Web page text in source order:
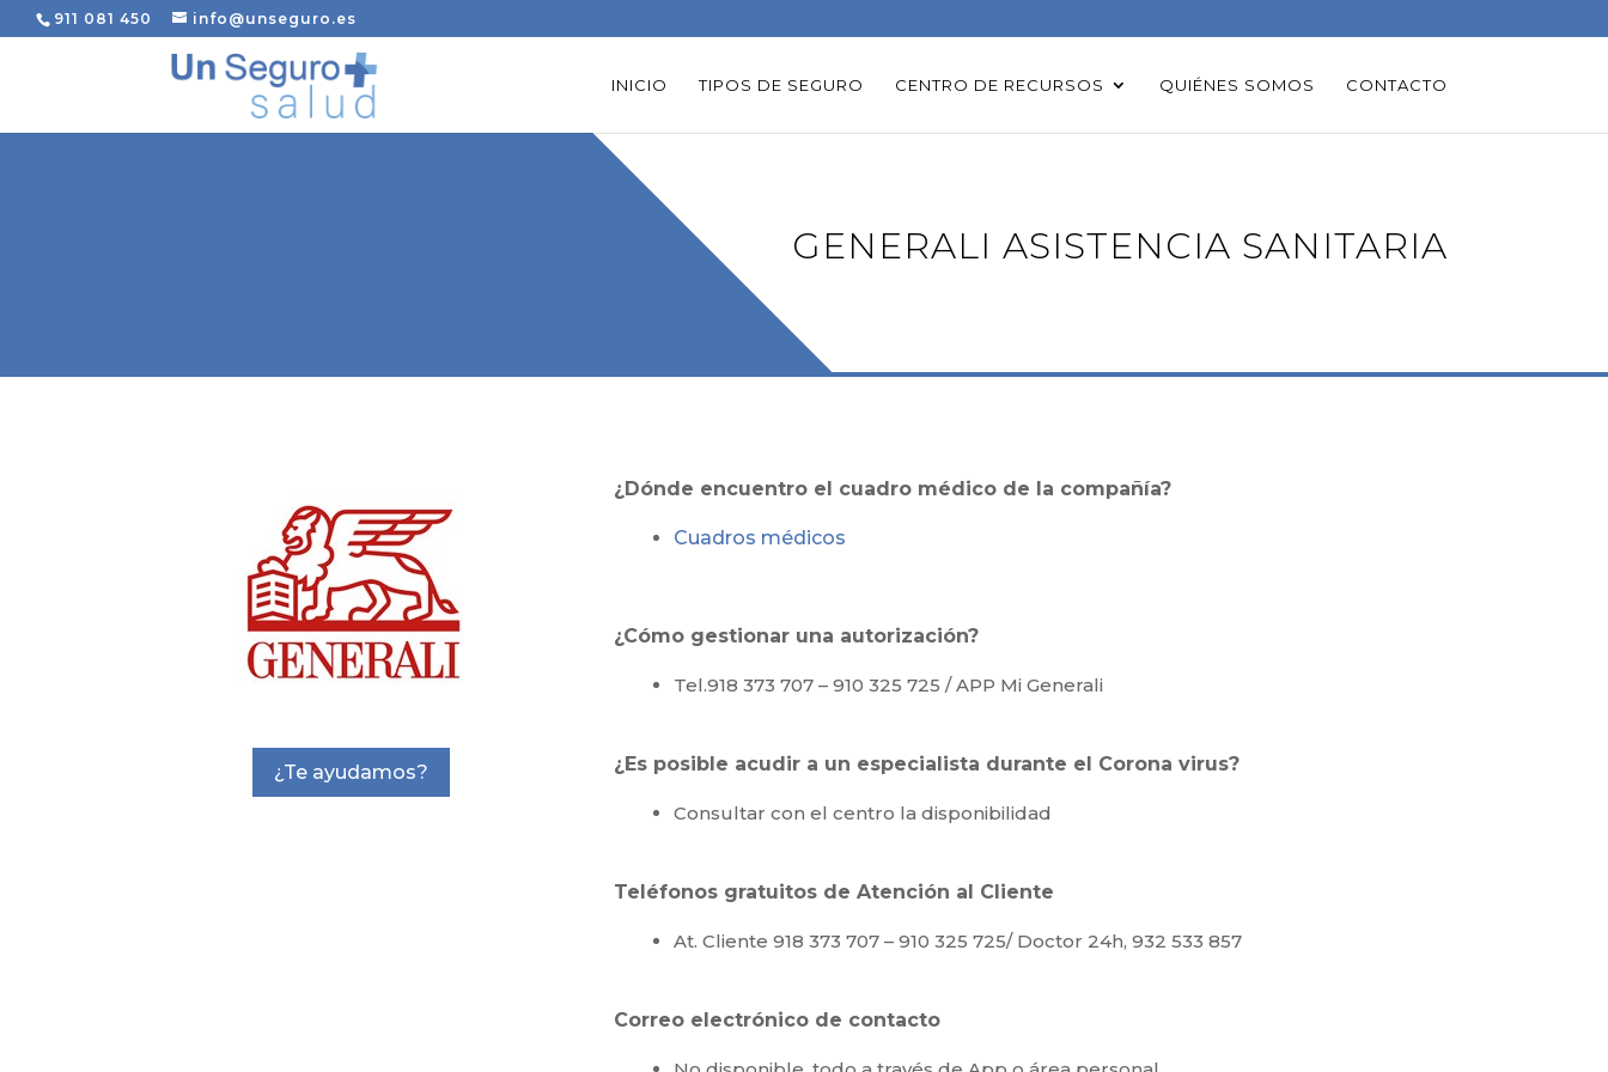
911 081 450 info@unseguro.es
INICIO TIPOS DE SEGURO CENTRO DE RECURSOS QUIÉNES SOMOS CONTACTO
GENERALI ASISTENCIA SANITARIA
¿Te ayudamos?
¿Dónde encuentro el cuadro médico de la compañía?
Cuadros médicos
¿Cómo gestionar una autorización?
Tel.918 373 707 – 910 325 725 / APP Mi Generali
¿Es posible acudir a un especialista durante el Corona virus?
Consultar con el centro la disponibilidad
Teléfonos gratuitos de Atención al Cliente
At. Cliente 918 373 707 – 910 325 725/ Doctor 24h, 932 533 857
Correo electrónico de contacto